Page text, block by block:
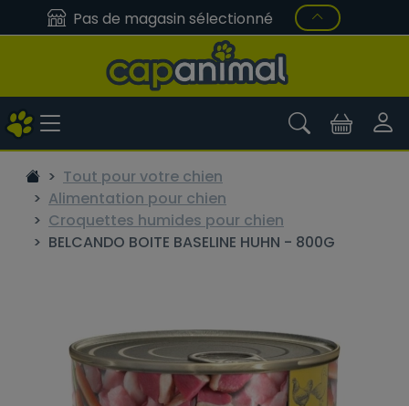
Pas de magasin sélectionné
Tout pour votre chien
Alimentation pour chien
Croquettes humides pour chien
BELCANDO BOITE BASELINE HUHN - 800G